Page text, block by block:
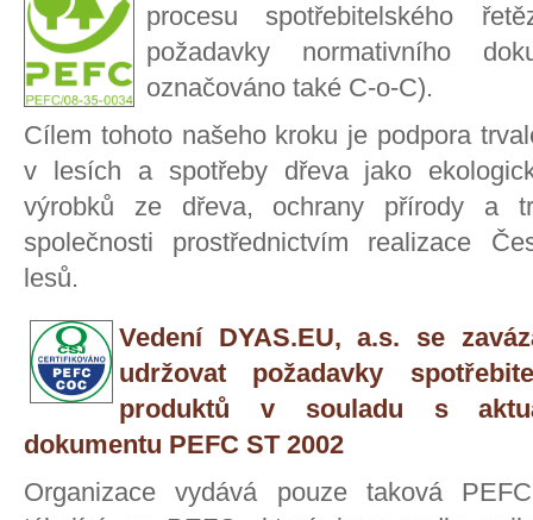
procesu spotřebitelského
požadavky normativního
označováno také C-o-C).
Cílem tohoto našeho kroku je podpora
v lesích a spotřeby dřeva jako
výrobků ze dřeva, ochrany přírody a
společnosti prostřednictvím realizace
lesů.
Vedení DYAS.EU, a.s. se
udržovat požadavky
produktů v souladu s
dokumentu PEFC ST 2002
Organizace vydává pouze taková